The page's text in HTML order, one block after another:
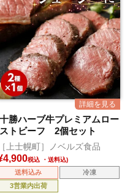
十勝ハーブ牛プレミアムロー
ストビーフ 2個セット
［上士幌町］ノベルズ食品
4,900税込
送料込み
冷凍
3営業内出荷